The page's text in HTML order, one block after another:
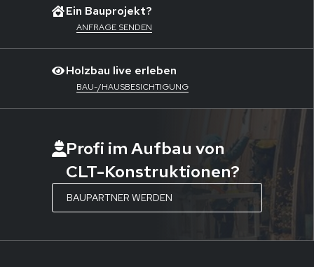
Ein Bauprojekt?
ANFRAGE SENDEN
Holzbau live erleben
BAU-/HAUSBESICHTIGUNG
Profi im Aufbau von
CLT-Konstruktionen?
BAUPARTNER WERDEN